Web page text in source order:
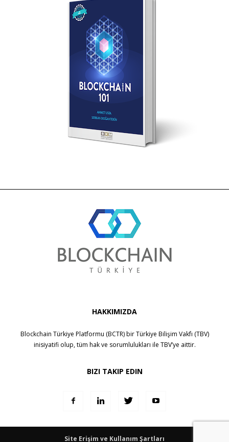
HAKKIMIZDA
Blockchain Türkiye Platformu (BCTR) birTürkiye Bilişim Vakfı (TBV)
inisiyatifi olup, tüm hak ve sorumlulukları ile TBV’ye aittir.
BIZI TAKIP EDIN
Site Erişim ve Kullanım Şartları